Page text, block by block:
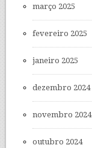
março 2025
fevereiro 2025
janeiro 2025
dezembro 2024
novembro 2024
outubro 2024